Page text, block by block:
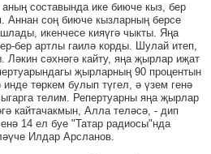
составында ике биюче кыз, бер
соң биюче кызларның берсе
икенчесе кияүгә чыкты. Яңа
бер артлы гаилә корды. Шулай итеп,
Ләкин сәхнәгә кайту, яңа җырлар иҗат
җырларның 90 процентын
төркем булып түгел, ә үзем генә
телим. Репертуарны яңа җырлар
кайтачакмын, Алла теләсә, - дип
14 ел буе "Татар радиосы"нда
Илдар Арсланов.